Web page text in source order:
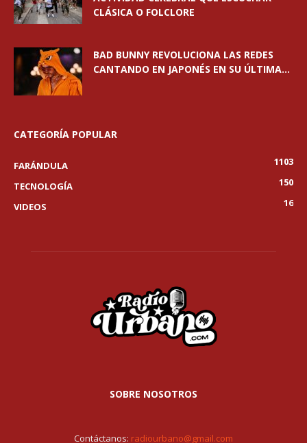
CLÁSICA O FOLCLORE
BAD BUNNY REVOLUCIONA LAS REDES
CANTANDO EN JAPONÉS EN SU ÚLTIMA...
CATEGORÍA POPULAR
FARÁNDULA
1103
TECNOLOGÍA
150
VIDEOS
16
SOBRE NOSOTROS
Contáctanos: radiourbano@gmail.com